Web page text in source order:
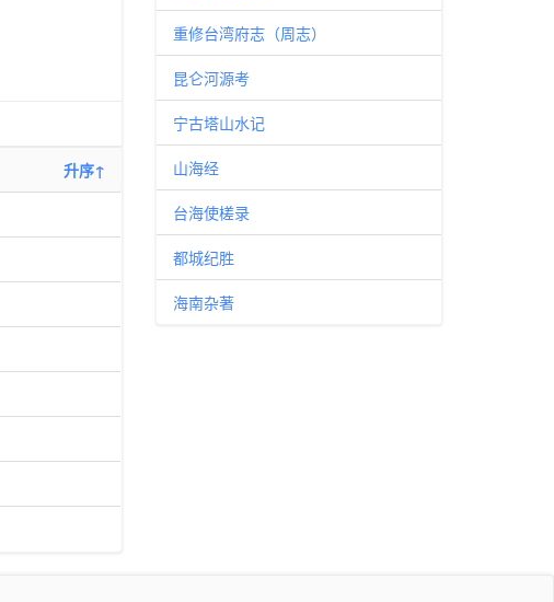
升序↑
重修台湾府志（周志）
昆仑河源考
宁古塔山水记
山海经
台海使槎录
都城纪胜
海南杂著